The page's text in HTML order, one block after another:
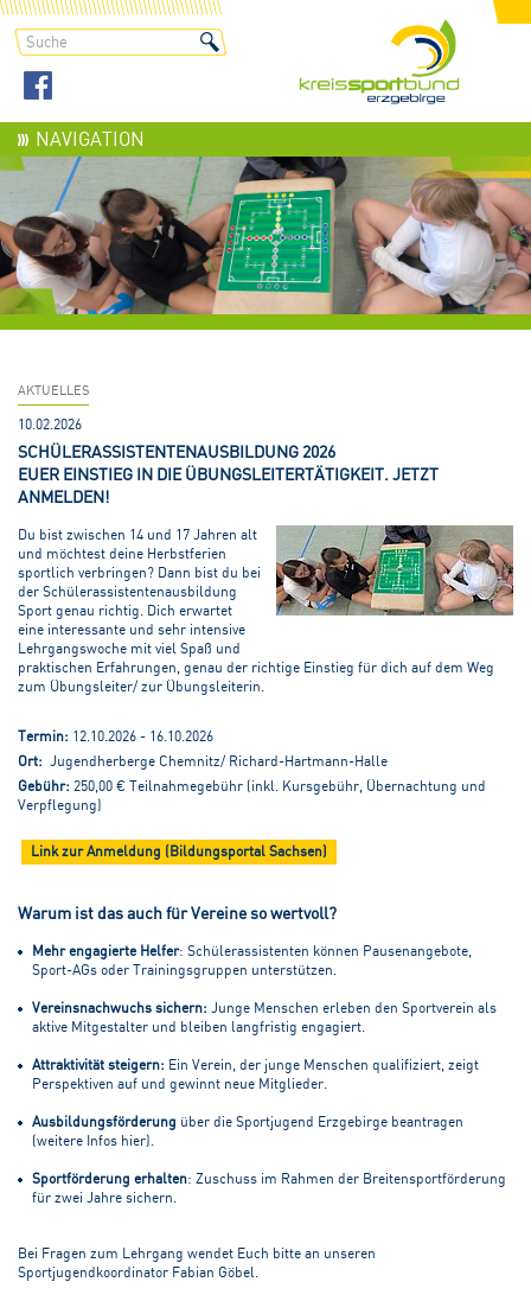
NAVIGATION
AKTUELLES
10.02.2026
SCHÜLERASSISTENTENAUSBILDUNG 2026
EUER EINSTIEG IN DIE ÜBUNGSLEITERTÄTIGKEIT. JETZT
ANMELDEN!
Du bist zwischen 14 und 17 Jahren alt
und möchtest deine Herbstferien
sportlich verbringen? Dann bist du bei
der Schülerassistentenausbildung
Sport genau richtig. Dich erwartet
eine interessante und sehr intensive
Lehrgangswoche mit viel Spaß und
praktischen Erfahrungen, genau der richtige Einstieg für dich auf dem Weg
zum Übungsleiter/ zur Übungsleiterin.
Termin: 12.10.2026 - 16.10.2026
Ort: Jugendherberge Chemnitz/ Richard-Hartmann-Halle
Gebühr: 250,00 € Teilnahmegebühr (inkl. Kursgebühr, Übernachtung und
Verpflegung)
Link zur Anmeldung (Bildungsportal Sachsen)
Warum ist das auch für Vereine so wertvoll?
Mehr engagierte Helfer: Schülerassistenten können Pausenangebote,
Sport-AGs oder Trainingsgruppen unterstützen.
Vereinsnachwuchs sichern: Junge Menschen erleben den Sportverein als
aktive Mitgestalter und bleiben langfristig engagiert.
Attraktivität steigern: Ein Verein, der junge Menschen qualifiziert, zeigt
Perspektiven auf und gewinnt neue Mitglieder.
Ausbildungsförderung über die Sportjugend Erzgebirge beantragen
(weitere Infos hier).
Sportförderung erhalten: Zuschuss im Rahmen der Breitensportförderung
für zwei Jahre sichern.
Bei Fragen zum Lehrgang wendet Euch bitte an unseren
Sportjugendkoordinator Fabian Göbel.